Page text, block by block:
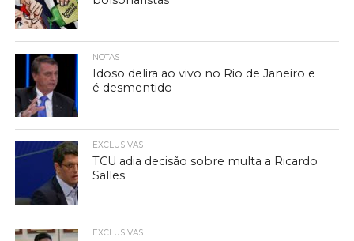
NOTAS
Idoso delira ao vivo no Rio de Janeiro e
é desmentido
EXCLUSIVAS
TCU adia decisão sobre multa a Ricardo
Salles
EXCLUSIVAS